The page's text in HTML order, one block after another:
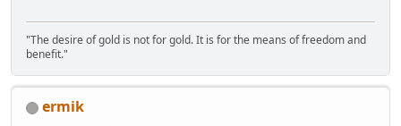
"The desire of gold is not for gold. It is for the means of freedom and
benefit."
ermik